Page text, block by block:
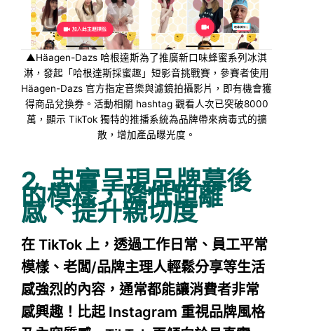
▲Häagen-Dazs 哈根達斯為了推廣新口味蜂蜜系列冰淇
淋，發起「哈根達斯採蜜趣」短影音挑戰賽，參賽者使用
Häagen-Dazs 官方指定音樂與濾鏡拍攝影片，即有機會獲
得商品兌換券。活動相關 hashtag 觀看人次已突破8000
萬，顯示 TikTok 獨特的推播系統為品牌帶來病毒式的擴
散，增加產品曝光度。
2. 忠實呈現品牌幕後
的模樣，降低距離
感、提升親切度
在 TikTok 上，透過工作日常、員工平常
模樣、老闆/品牌主理人輕鬆分享等生活
感強烈的內容，通常都能讓消費者非常
感興趣！比起 Instagram 重視品牌風格